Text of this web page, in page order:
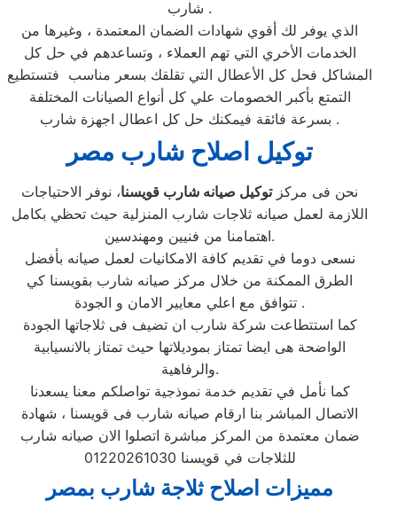
شارب .
الذي يوفر لك أقوي شهادات الضمان المعتمدة ، وغيرها من
الخدمات الأخري التي تهم العملاء ، وتساعدهم في حل كل
المشاكل فحل كل الأعطال التي تقلقك بسعر مناسب فتستطيع
التمتع بأكبر الخصومات علي كل أنواع الصيانات المختلفة
بسرعة فائقة فيمكنك حل كل اعطال اجهزة شارب .
توكيل اصلاح شارب مصر
نحن فى مركزتوكيل صيانه شارب قويسنا، نوفر الاحتياجات
اللازمة لعمل صيانه ثلاجات شارب المنزلية حيث تحظي بكامل
اهتمامنا من فنيين ومهندسين.
نسعى دوما في تقديم كافة الامكانيات لعمل صيانه بأفضل
الطرق الممكنة من خلال مركز صيانه شارب بقويسنا كي
تتوافق مع اعلي معايير الامان و الجودة .
كما استتطاعت شركة شارب ان تضيف فى ثلاجاتها الجودة
الواضحة هى ايضا تمتاز بموديلاتها حيث تمتاز بالانسيابية
والرفاهية.
كما نأمل في تقديم خدمة نموذجية تواصلكم معنا يسعدنا
الاتصال المباشر بنا ارقام صيانه شارب فى قويسنا ، شهادة
ضمان معتمدة من المركز مباشرة اتصلوا الان صيانه شارب
للثلاجات في قويسنا 01220261030
مميزات اصلاح ثلاجة شارب بمصر